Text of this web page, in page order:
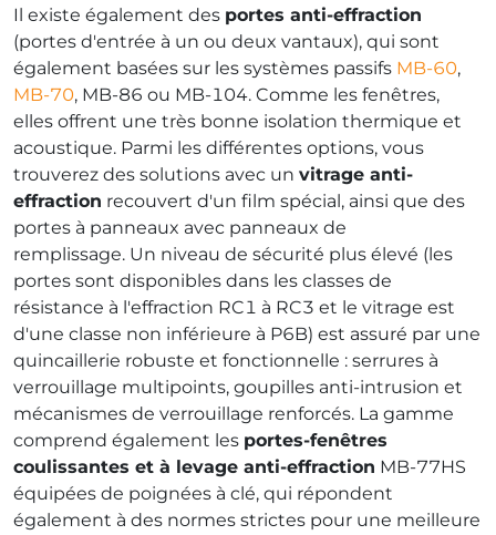
Il existe également des portes anti-effraction
(portes d'entrée à un ou deux vantaux), qui sont
également basées sur les systèmes passifs MB-60,
MB-70, MB-86 ou MB-104. Comme les fenêtres,
elles offrent une très bonne isolation thermique et
acoustique. Parmi les différentes options, vous
trouverez des solutions avec un vitrage anti-
effraction recouvert d'un film spécial, ainsi que des
portes à panneaux avec panneaux de
remplissage. Un niveau de sécurité plus élevé (les
portes sont disponibles dans les classes de
résistance à l'effraction RC1 à RC3 et le vitrage est
d'une classe non inférieure à P6B) est assuré par une
quincaillerie robuste et fonctionnelle : serrures à
verrouillage multipoints, goupilles anti-intrusion et
mécanismes de verrouillage renforcés. La gamme
comprend également les portes-fenêtres
coulissantes et à levage anti-effraction MB-77HS
équipées de poignées à clé, qui répondent
également à des normes strictes pour une meilleure